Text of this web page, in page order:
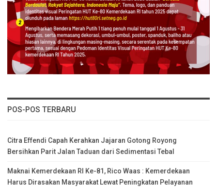
POS-POS TERBARU
Citra Effendi Capah Kerahkan Jajaran Gotong Royong
Bersihkan Parit Jalan Taduan dari Sedimentasi Tebal
Maknai Kemerdekaan RI Ke-81, Rico Waas : Kemerdekaan
Harus Dirasakan Masyarakat Lewat Peningkatan Pelayanan